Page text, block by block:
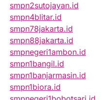
smpn2sutojayan.id
smpn4blitar.id
smpn78jakarta.id
smpn88jakarta.id
smpnegeri1ambon.id
smpn1bangil.id
smpn1banjarmasin.id
smpn1biora.id